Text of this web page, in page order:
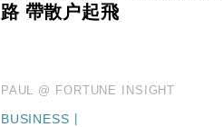
路 帶散户起飛
PAUL @ FORTUNE INSIGHT
BUSINESS